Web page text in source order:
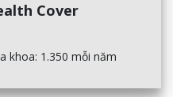
Cover
khoa: 1.350 mỗi năm